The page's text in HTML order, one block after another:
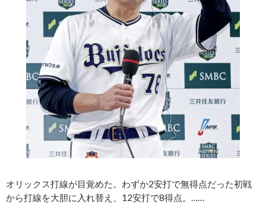
オリックス打線が目覚めた。わずか2安打で無得点だった初戦
から打線を大胆に入れ替え、12安打で8得点。……